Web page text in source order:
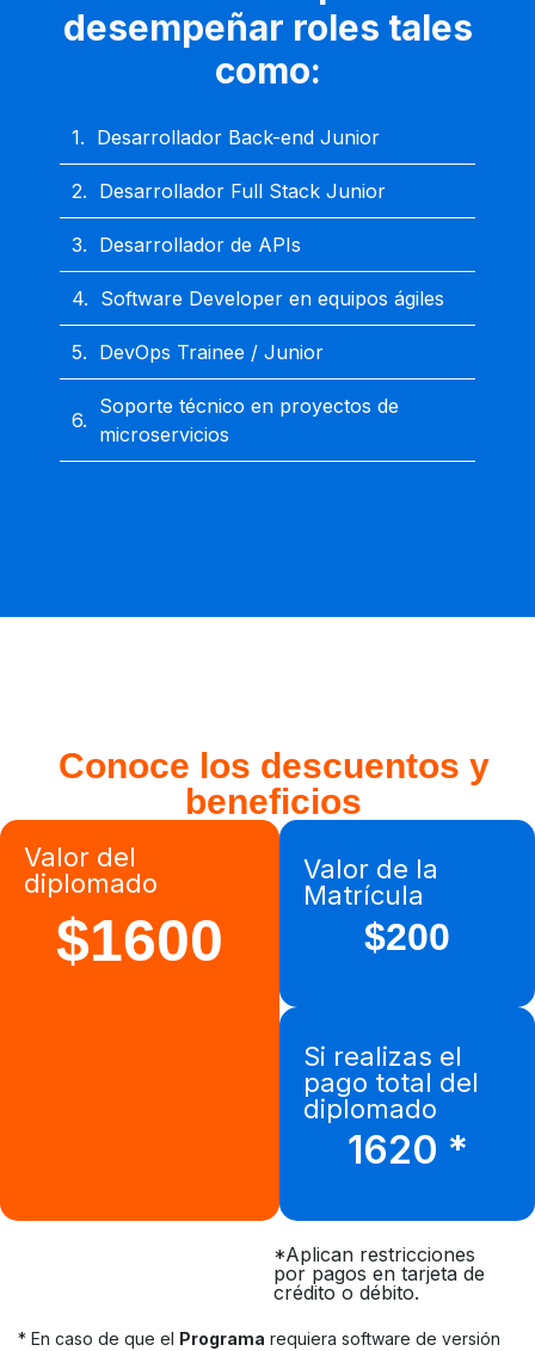
desempeñar roles tales
como:
1. Desarrollador Back-end Junior
2. Desarrollador Full Stack Junior
3. Desarrollador de APIs
4. Software Developer en equipos ágiles
5. DevOps Trainee / Junior
6.
Soporte técnico en proyectos de
microservicios
Conoce los descuentos y
beneficios
Valor del
diplomado
$1600
Valor de la
Matrícula
$200
Si realizas el
pago total del
diplomado
1620 *
*Aplican restricciones
por pagos en tarjeta de
crédito o débito.
* En caso de que el Programa requiera software de versión